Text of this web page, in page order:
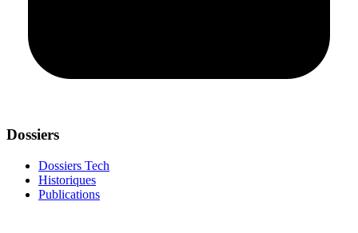
Dossiers
Dossiers Tech
Historiques
Publications